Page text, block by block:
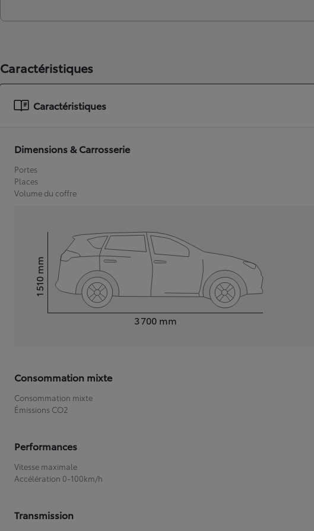
Caractéristiques
Caractéristiques
Dimensions & Carrosserie
Portes
Places
Volume du coffre
3 700 mm
Hauteur1 510
mm
Consommation mixte
Consommation mixte
Émissions CO2
Performances
Vitesse maximale
Accélération 0-100km/h
Transmission